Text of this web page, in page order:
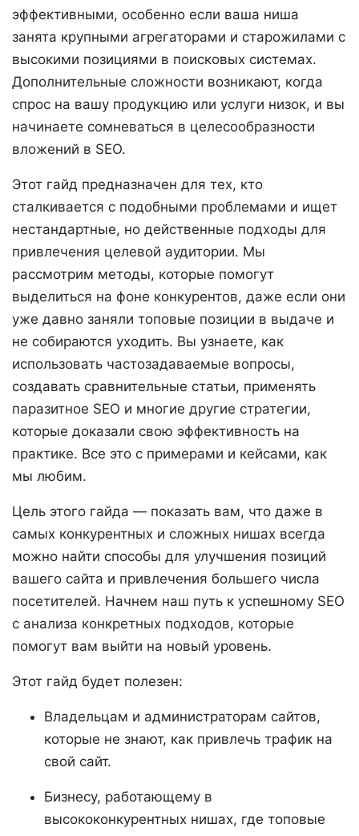
эффективными, особенно если ваша ниша
занята крупными агрегаторами и старожилами с
высокими позициями в поисковых системах.
Дополнительные сложности возникают, когда
спрос на вашу продукцию или услуги низок, и вы
начинаете сомневаться в целесообразности
вложений в SEO.
Этот гайд предназначен для тех, кто
сталкивается с подобными проблемами и ищет
нестандартные, но действенные подходы для
привлечения целевой аудитории. Мы
рассмотрим методы, которые помогут
выделиться на фоне конкурентов, даже если они
уже давно заняли топовые позиции в выдаче и
не собираются уходить. Вы узнаете, как
использовать частозадаваемые вопросы,
создавать сравнительные статьи, применять
паразитное SEO и многие другие стратегии,
которые доказали свою эффективность на
практике. Все это с примерами и кейсами, как
мы любим.
Цель этого гайда — показать вам, что даже в
самых конкурентных и сложных нишах всегда
можно найти способы для улучшения позиций
вашего сайта и привлечения большего числа
посетителей. Начнем наш путь к успешному SEO
с анализа конкретных подходов, которые
помогут вам выйти на новый уровень.
Этот гайд будет полезен:
Владельцам и администраторам сайтов,
которые не знают, как привлечь трафик на
свой сайт.
Бизнесу, работающему в
высококонкурентных нишах, где топовые